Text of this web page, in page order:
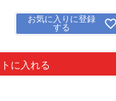
お気に入りに登録
する
に入れる